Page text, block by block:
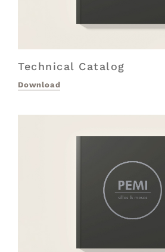
Technical Catalog
Download